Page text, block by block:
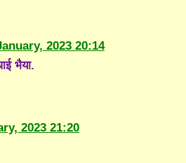
2023 20:14
भैया.
2023 21:20